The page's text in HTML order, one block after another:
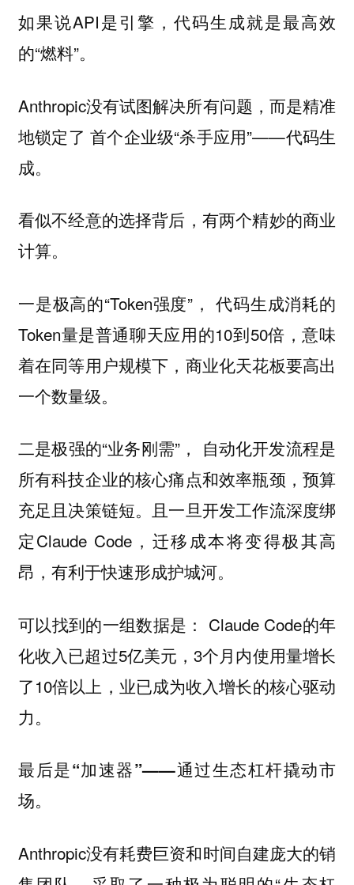
如果说API是引擎，代码生成就是最高效
的“燃料”。
Anthropic没有试图解决所有问题，而是精准
地锁定了 首个企业级“杀手应用”——代码生
成。
看似不经意的选择背后，有两个精妙的商业
计算。
一是极高的“Token强度”， 代码生成消耗的
Token量是普通聊天应用的10到50倍，意味
着在同等用户规模下，商业化天花板要高出
一个数量级。
二是极强的“业务刚需”， 自动化开发流程是
所有科技企业的核心痛点和效率瓶颈，预算
充足且决策链短。且一旦开发工作流深度绑
定Claude Code，迁移成本将变得极其高
昂，有利于快速形成护城河。
可以找到的一组数据是： Claude Code的年
化收入已超过5亿美元，3个月内使用量增长
了10倍以上，业已成为收入增长的核心驱动
力。
最后是“加速器”——通过生态杠杆撬动市
场。
Anthropic没有耗费巨资和时间自建庞大的销